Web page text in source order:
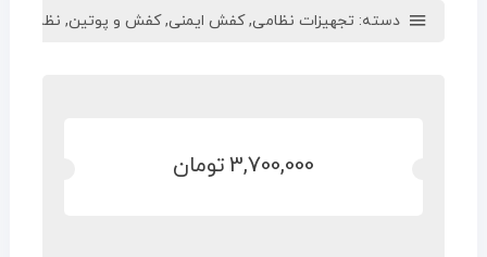
دسته: تجهیزات نظامی,کفش ایمنی,کفش و پوتین, نظامی و
3,700,000تومان